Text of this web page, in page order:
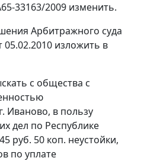
33163/2009 изменить.
Арбитражного суда
05.02.2010 изложить в
с общества с
Иваново, в пользу
дел по Республике
руб. 50 коп. неустойки,
по уплате